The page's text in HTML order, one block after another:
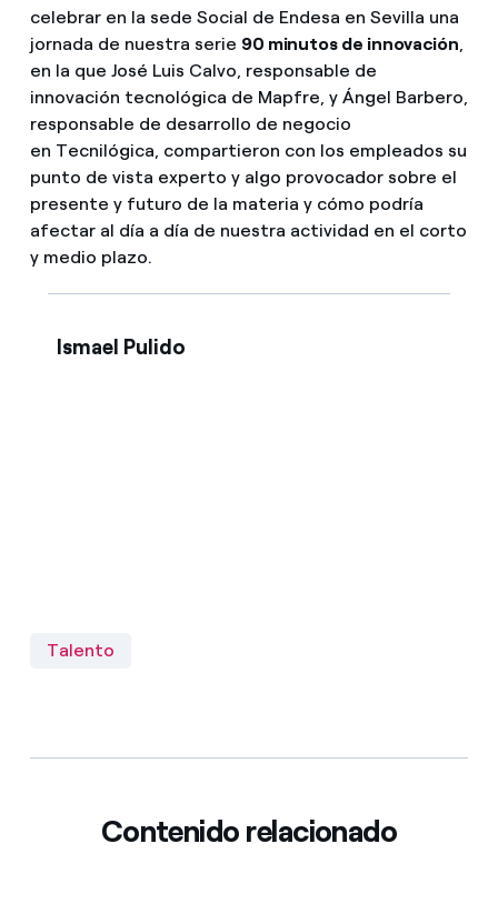
celebrar en la sede Social de Endesa en Sevilla una
jornada de nuestra serie 90 minutos de innovación
en la que José Luis Calvo, responsable de
innovación tecnológica de Mapfre, y Ángel Barbero,
responsable de desarrollo de negocio
en Tecnilógica, compartieron con los empleados su
punto de vista experto y algo provocador sobre el
presente y futuro de la materia y cómo podría
afectar al día a día de nuestra actividad en el corto
y medio plazo.
Ismael Pulido
Talento
Contenido relacionado